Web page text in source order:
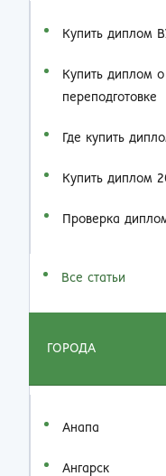
Купить диплом
Купить диплом
переподготовке
Где купить
Купить диплом
Проверка
Все статьи
ГОРОДА
Анапа
Ангарск